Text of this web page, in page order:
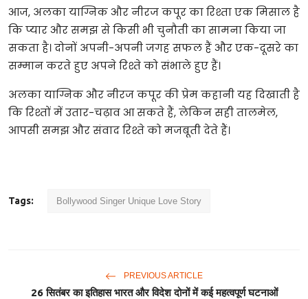
आज, अलका याग्निक और नीरज कपूर का रिश्ता एक मिसाल है
कि प्यार और समझ से किसी भी चुनौती का सामना किया जा
सकता है। दोनों अपनी-अपनी जगह सफल हैं और एक-दूसरे का
सम्मान करते हुए अपने रिश्ते को संभाले हुए हैं।
अलका याग्निक और नीरज कपूर की प्रेम कहानी यह दिखाती है
कि रिश्तों में उतार-चढ़ाव आ सकते हैं, लेकिन सही तालमेल,
आपसी समझ और संवाद रिश्ते को मजबूती देते हैं।
Tags: Bollywood Singer Unique Love Story
PREVIOUS ARTICLE
26 सितंबर का इतिहास भारत और विदेश दोनों में कई महत्वपूर्ण घटनाओं